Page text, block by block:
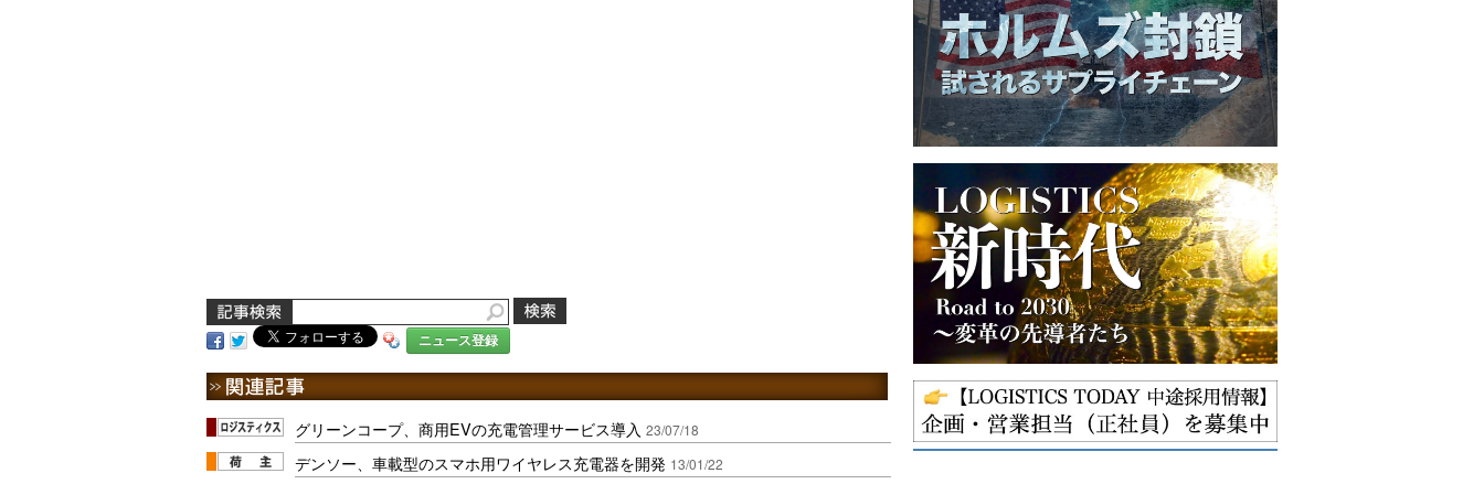
ニュース登録
グリーンコープ、商用EVの充電管理サービス導入 23/07/18
デンソー、車載型のスマホ用ワイヤレス充電器を開発 13/01/22